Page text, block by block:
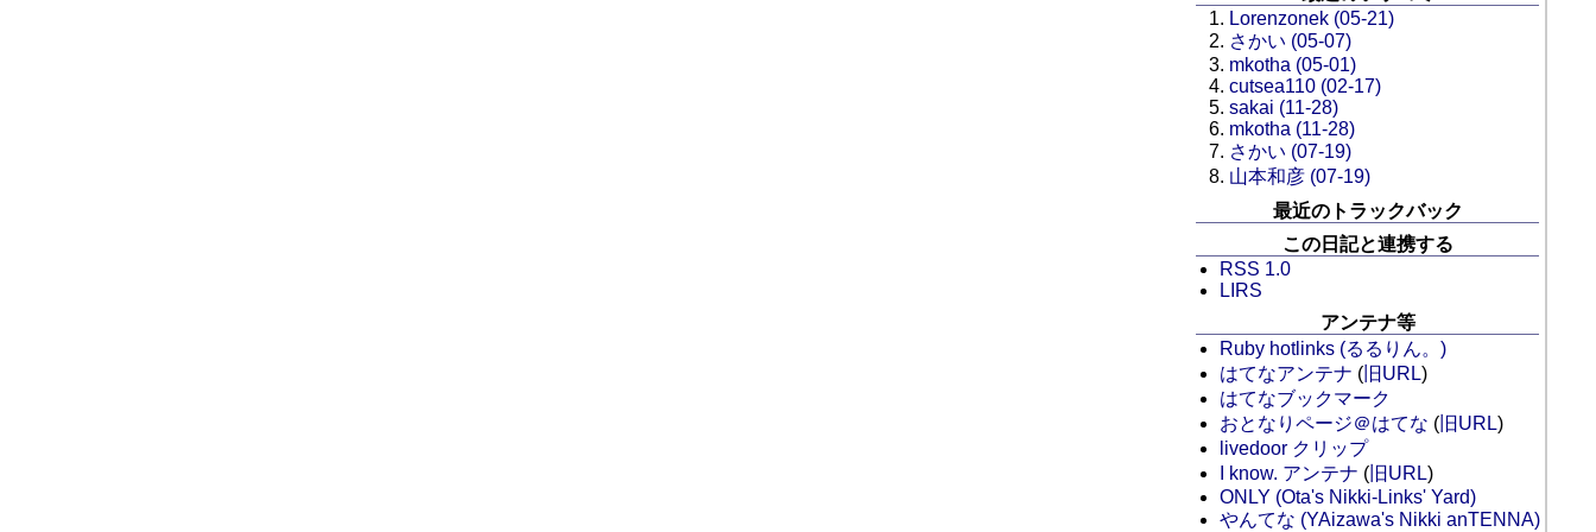
Lorenzonek (05-21)
さかい (05-07)
mkotha (05-01)
cutsea110 (02-17)
sakai (11-28)
mkotha (11-28)
さかい (07-19)
山本和彦 (07-19)
最近のトラックバック
この日記と連携する
RSS 1.0
LIRS
アンテナ等
Ruby hotlinks (るるりん。)
はてなアンテナ ( 旧URL)
はてなブックマーク
おとなりページ＠はてな ( 旧URL)
livedoor クリップ
I know. アンテナ ( 旧URL)
ONLY (Ota's Nikki-Links' Yard)
やんてな (YAizawa's Nikki anTENNA)